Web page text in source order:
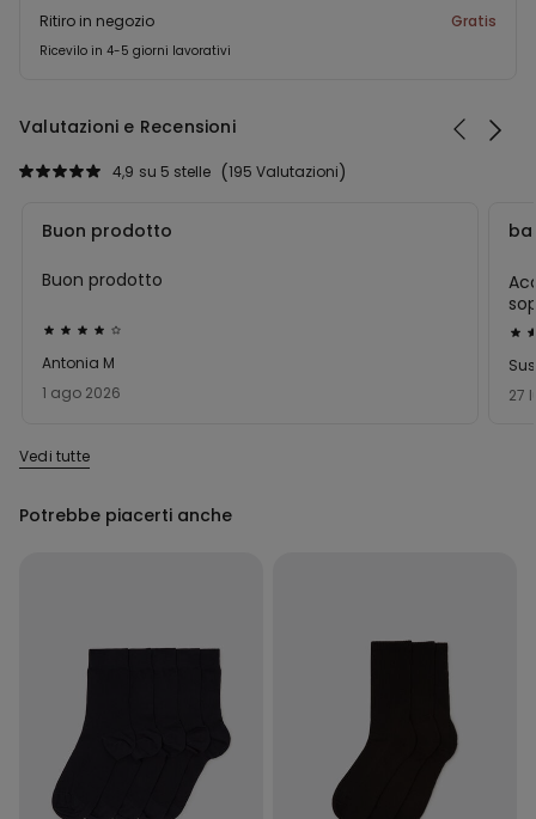
Ritiro in negozio Gratis
Ricevilo in 4-5 giorni lavorativi
Valutazioni e Recensioni
195 Valutazioni
4,9 su 5 stelle
Valutato
4
su
1 ago 2026
Antonia M
Buon prodotto
Buon prodotto
5
su
27
Vedi tutte
Potrebbe piacerti anche